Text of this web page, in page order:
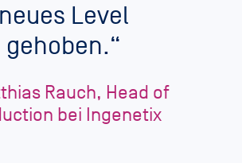
neues Level
gehoben.“
Rauch, Head of
bei Ingenetix